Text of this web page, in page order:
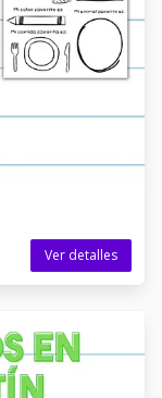
Ver detalles